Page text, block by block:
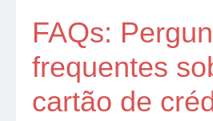
FAQs:
frequentes
cartão de